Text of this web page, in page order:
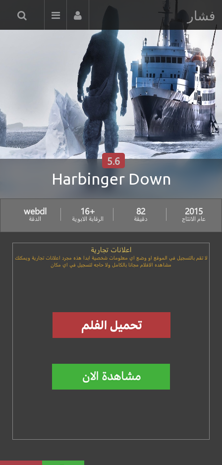
فشار
Harbinger Down
5.6
2015
عام الانتاج
82
دقيقة
+16
الرقابة الابوية
webdl
الدقة
اعلانات تجارية
لا تقم بالتسجيل في الموقع او وضع اي معلومات شخصية ابدا هذه مجرد اعلانات تجارية ويمكنك
مشاهده الافلام مجانا بالكامل ولا حاجه لتسجيل في اي مكان